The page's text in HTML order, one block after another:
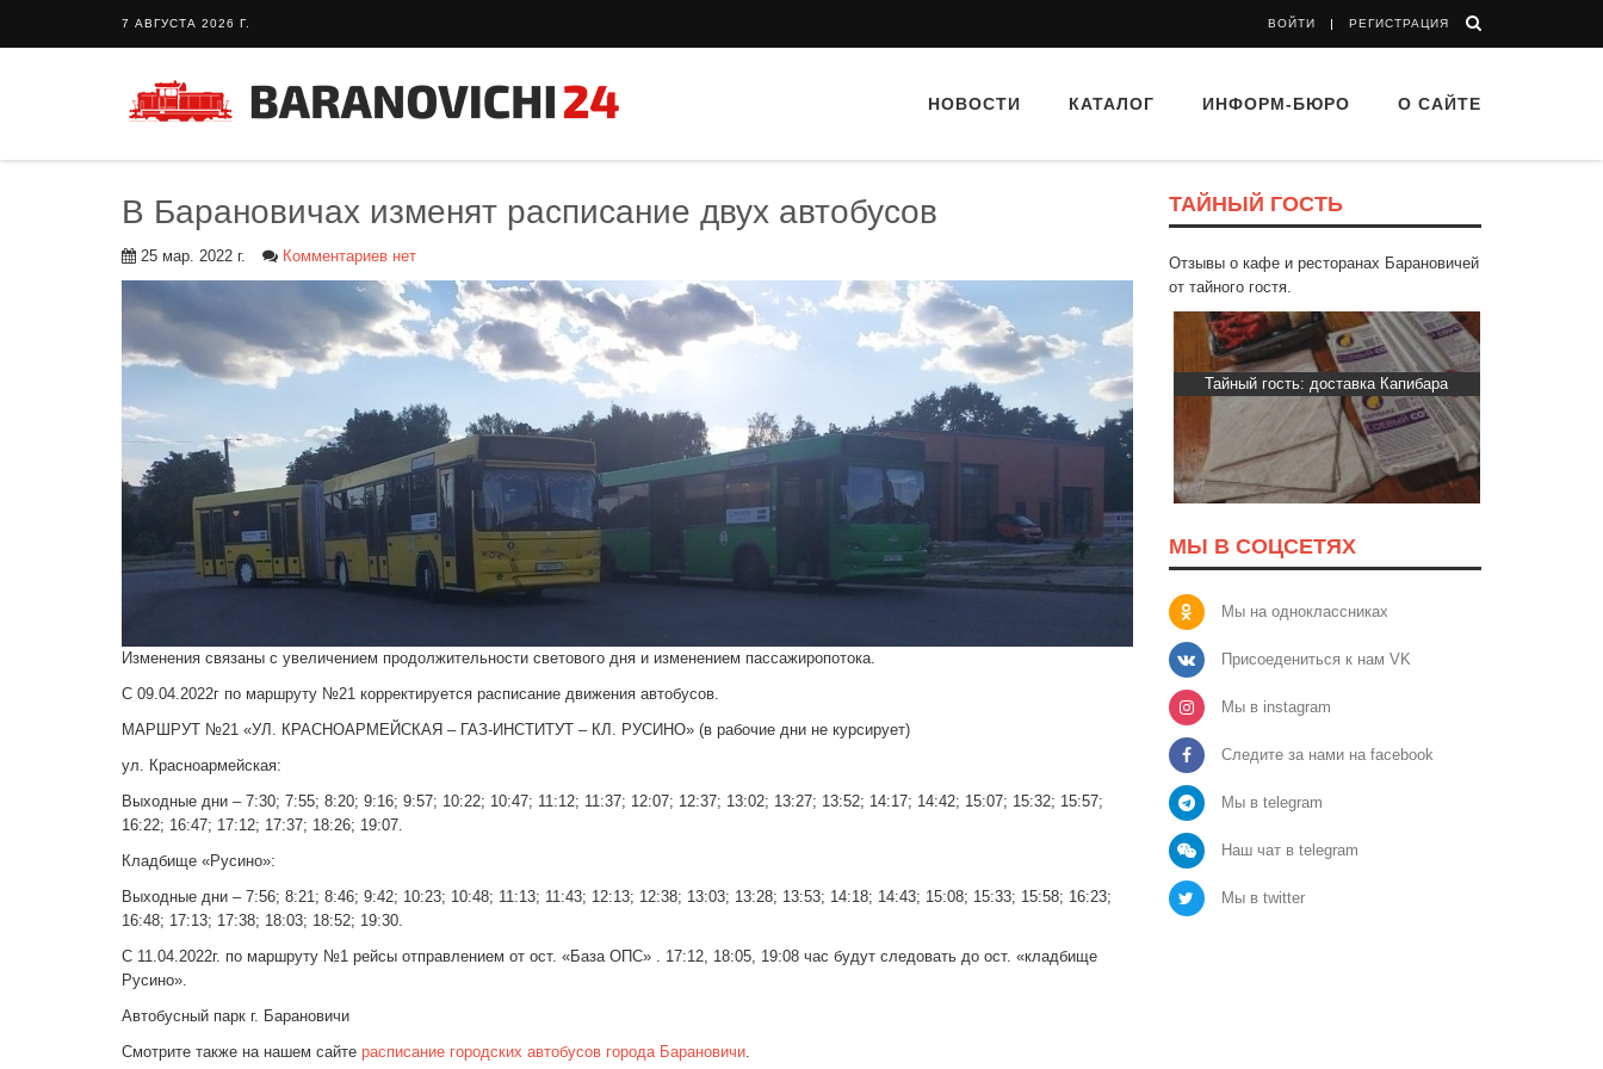
7 АВГУСТА 2026 Г. ВОЙТИ РЕГИСТРАЦИЯ
НОВОСТИ КАТАЛОГ ИНФОРМ-БЮРО О САЙТЕ
В Барановичах изменят расписание двух автобусов
25 мар. 2022 г. Комментариев нет
Изменения связаны с увеличением продолжительности светового дня и изменением пассажиропотока.
С 09.04.2022г по маршруту №21 корректируется расписание движения автобусов.
МАРШРУТ №21 «УЛ. КРАСНОАРМЕЙСКАЯ – ГАЗ-ИНСТИТУТ – КЛ. РУСИНО» (в рабочие дни не курсирует)
ул. Красноармейская:
Выходные дни – 7:30; 7:55; 8:20; 9:16; 9:57; 10:22; 10:47; 11:12; 11:37; 12:07; 12:37; 13:02; 13:27; 13:52; 14:17; 14:42; 15:07; 15:32; 15:57;
16:22; 16:47; 17:12; 17:37; 18:26; 19:07.
Кладбище «Русино»:
Выходные дни – 7:56; 8:21; 8:46; 9:42; 10:23; 10:48; 11:13; 11:43; 12:13; 12:38; 13:03; 13:28; 13:53; 14:18; 14:43; 15:08; 15:33; 15:58; 16:23;
16:48; 17:13; 17:38; 18:03; 18:52; 19:30.
С 11.04.2022г. по маршруту №1 рейсы отправлением от ост. «База ОПС» . 17:12, 18:05, 19:08 час будут следовать до ост. «кладбище
Русино».
Автобусный парк г. Барановичи
Смотрите также на нашем сайте расписание городских автобусов города Барановичи
ТАЙНЫЙ ГОСТЬ
Отзывы о кафе и ресторанах Барановичей
от тайного гостя.
Тайный гость: Кафе "Grand Buffet" Тайный гость: кафе «Фасти Хасти» Тайный гость: доставка Капибара
МЫ В СОЦСЕТЯХ
Мы на одноклассниках
Присоедениться к нам VK
Мы в instagram
Следите за нами на facebook
Мы в telegram
Наш чат в telegram
Мы в twitter